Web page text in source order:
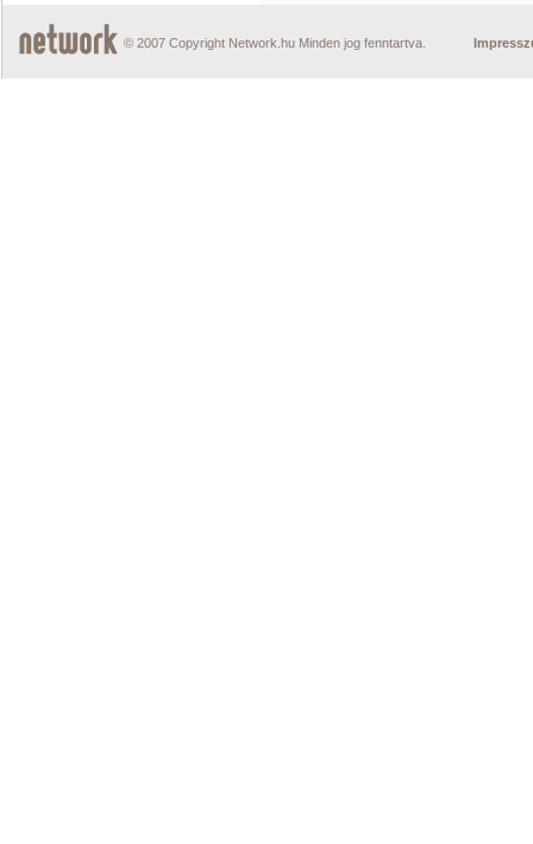
© 2007 Copyright Network.hu Minden jog fenntartva.